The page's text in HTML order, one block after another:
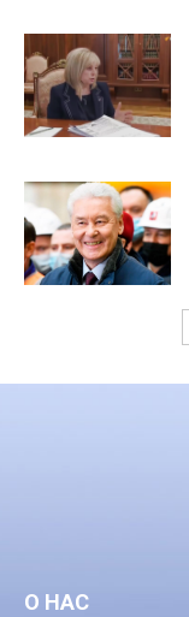
О НАС